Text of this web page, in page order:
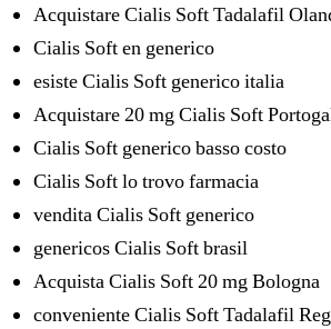
Acquistare Cialis Soft Tadalafil
Cialis Soft en generico
esiste Cialis Soft generico italia
Acquistare 20 mg Cialis Soft
Cialis Soft generico basso costo
Cialis Soft lo trovo farmacia
vendita Cialis Soft generico
genericos Cialis Soft brasil
Acquista Cialis Soft 20 mg Bologna
conveniente Cialis Soft Tadalafil